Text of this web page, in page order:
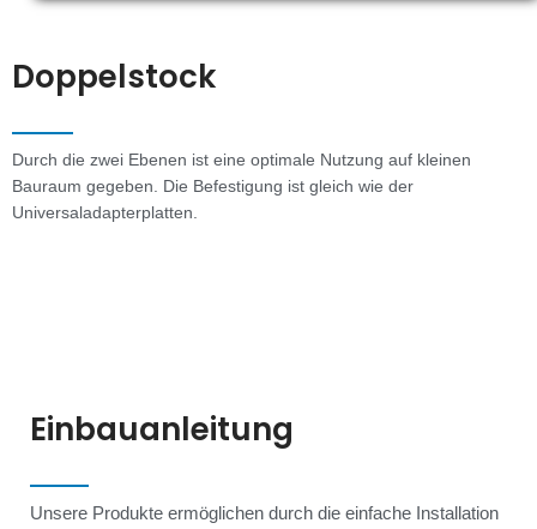
Doppelstock
Durch die zwei Ebenen ist eine optimale Nutzung auf kleinen
Bauraum gegeben. Die Befestigung ist gleich wie der
Universaladapterplatten.
Einbauanleitung
Unsere Produkte ermöglichen durch die einfache Installation